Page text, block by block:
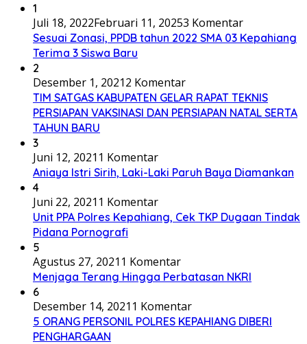
1
Juli 18, 2022Februari 11, 20253 Komentar
Sesuai Zonasi, PPDB tahun 2022 SMA 03 Kepahiang
Terima 3 Siswa Baru
2
Desember 1, 20212 Komentar
TIM SATGAS KABUPATEN GELAR RAPAT TEKNIS
PERSIAPAN VAKSINASI DAN PERSIAPAN NATAL SERTA
TAHUN BARU
3
Juni 12, 2021 1 Komentar
Aniaya Istri Sirih, Laki-Laki Paruh Baya Diamankan
4
Juni 22, 2021 1 Komentar
Unit PPA Polres Kepahiang, Cek TKP Dugaan Tindak
Pidana Pornografi
5
Agustus 27, 2021 1 Komentar
Menjaga Terang Hingga Perbatasan NKRI
6
Desember 14, 2021 1 Komentar
5 ORANG PERSONIL POLRES KEPAHIANG DIBERI
PENGHARGAAN